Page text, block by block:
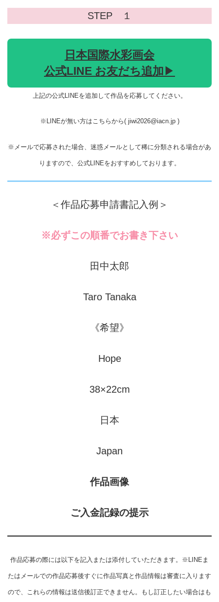
STEP １
日本国際水彩画会
公式LINE お友だち追加 ▶︎
上記の公式LINEを追加して作品を応募してください。
※LINEが無い方はこちらから( jiwi2026@iacn.jp )
※メールで応募された場合、迷惑メールとして稀に分類される場合があ
りますので、公式LINEをおすすめしております。
＜作品応募申請書記入例＞
※必ずこの順番でお書き下さい
田中太郎
Taro Tanaka
《希望》
Hope
38×22cm
日本
Japan
作品画像
ご入金記録の提示
作品応募の際には以下を記入または添付していただきます。※LINEま
たはメールでの作品応募後すぐに作品写真と作品情報は審査に入ります
ので、これらの情報は送信後訂正できません。もし訂正したい場合はも